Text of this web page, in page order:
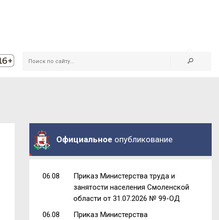
Официальное опубликование
06.08
Приказ Министерства труда и
занятости населения Смоленской
области от 31.07.2026 № 99-ОД
06.08
Приказ Министерства